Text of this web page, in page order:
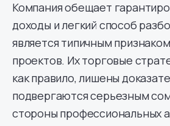
Компания обещает
доходы и легкий способ
является типичным
проектов. Их торговые
как правило, лишены
подвергаются серьезным
стороны профессиональных